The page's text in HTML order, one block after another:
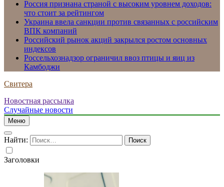
Россия признана страной с высоким уровнем доходов:
что стоит за рейтингом
Украина ввела санкции против связанных с российским
ВПК компаний
Российский рынок акций закрылся ростом основных
индексов
Россельхознадзор ограничил ввоз птицы и яиц из
Камбоджи
Свитера
Новостная рассылка
Случайные новости
Меню
Найти:
Заголовки